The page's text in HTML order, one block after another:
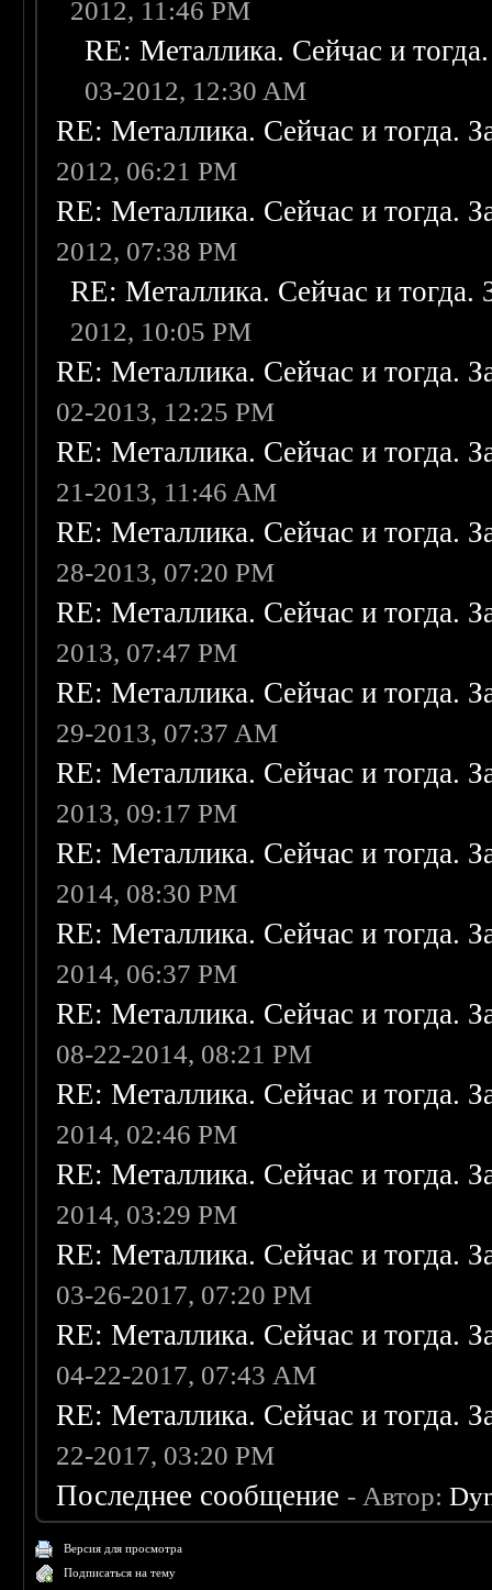
2012, 11:46 PM
RE: Металлика. Сейчас и
03-2012, 12:30 AM
RE: Металлика. Сейчас и тогда.
2012, 06:21 PM
RE: Металлика. Сейчас и тогда.
2012, 07:38 PM
RE: Металлика. Сейчас и
2012, 10:05 PM
RE: Металлика. Сейчас и тогда.
02-2013, 12:25 PM
RE: Металлика. Сейчас и тогда.
21-2013, 11:46 AM
RE: Металлика. Сейчас и тогда.
28-2013, 07:20 PM
RE: Металлика. Сейчас и тогда.
2013, 07:47 PM
RE: Металлика. Сейчас и тогда.
29-2013, 07:37 AM
RE: Металлика. Сейчас и тогда.
2013, 09:17 PM
RE: Металлика. Сейчас и тогда.
2014, 08:30 PM
RE: Металлика. Сейчас и тогда.
2014, 06:37 PM
RE: Металлика. Сейчас и тогда.
08-22-2014, 08:21 PM
RE: Металлика. Сейчас и тогда.
2014, 02:46 PM
RE: Металлика. Сейчас и тогда.
2014, 03:29 PM
RE: Металлика. Сейчас и тогда.
03-26-2017, 07:20 PM
RE: Металлика. Сейчас и тогда.
04-22-2017, 07:43 AM
RE: Металлика. Сейчас и тогда.
22-2017, 03:20 PM
Последнее сообщение - Автор:
Версия для просмотра
Подписаться на тему